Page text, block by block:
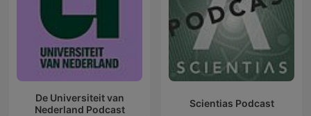
De Universiteit van
Nederland Podcast
Scientias Podcast